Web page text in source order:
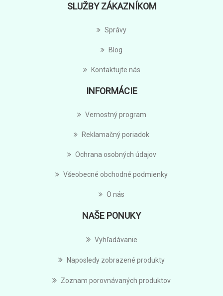
SLUŽBY ZÁKAZNÍKOM
Správy
Blog
Kontaktujte nás
INFORMÁCIE
Vernostný program
Reklamačný poriadok
Ochrana osobných údajov
Všeobecné obchodné podmienky
O nás
NAŠE PONUKY
Vyhľadávanie
Naposledy zobrazené produkty
Zoznam porovnávaných produktov